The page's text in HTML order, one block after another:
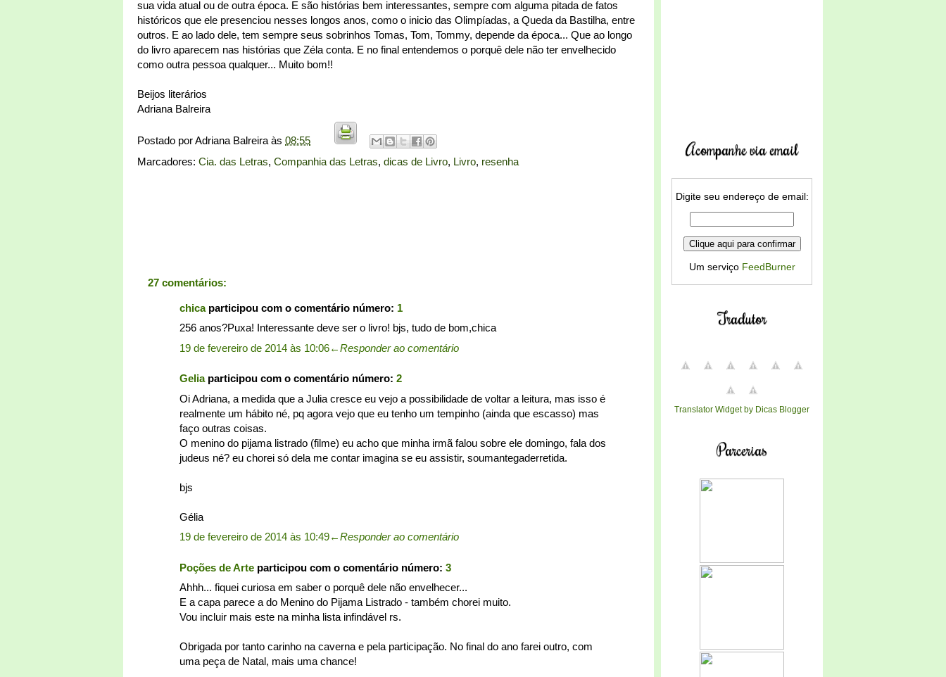
sua vida atual ou de outra época. E são histórias bem interessantes, sempre com alguma pitada de fatos
históricos que ele presenciou nesses longos anos, como o inicio das Olimpíadas, a Queda da Bastilha, entre
outros. E ao lado dele, tem sempre seus sobrinhos Tomas, Tom, Tommy, depende da época... Que ao longo
do livro aparecem nas histórias que Zéla conta. E no final entendemos o porquê dele não ter envelhecido
como outra pessoa qualquer... Muito bom!!
Beijos literários
Adriana Balreira
Postado porAdriana Balreira às 08:55
Marcadores: Cia. das Letras, Companhia das Letras, dicas de Livro, Livro, resenha
27 comentários:
chicaparticipou com o comentário número: 1
256 anos?Puxa! Interessante deve ser o livro! bjs, tudo de bom,chica
19 de fevereiro de 2014 às 10:06←Responder ao comentário
Geliaparticipou com o comentário número: 2
Oi Adriana, a medida que a Julia cresce eu vejo a possibilidade de voltar a leitura, mas isso é
realmente um hábito né, pq agora vejo que eu tenho um tempinho (ainda que escasso) mas
faço outras coisas.
O menino do pijama listrado (filme) eu acho que minha irmã falou sobre ele domingo, fala dos
judeus né? eu chorei só dela me contar imagina se eu assistir, soumantegaderretida.
bjs
Gélia
19 de fevereiro de 2014 às 10:49←Responder ao comentário
Poções de Arte participou com o comentário número: 3
Ahhh... fiquei curiosa em saber o porquê dele não envelhecer...
E a capa parece a do Menino do Pijama Listrado - também chorei muito.
Vou incluir mais este na minha lista infindável rs.
Obrigada por tanto carinho na caverna e pela participação. No final do ano farei outro, com
uma peça de Natal, mais uma chance!
Acompanhe via email
Digite seu endereço de email:
Um serviço FeedBurner
Tradutor
Translator Widget by Dicas Blogger
Parcerias